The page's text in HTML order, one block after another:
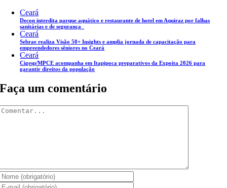
Ceará
Decon interdita parque aquático e restaurante de hotel em Aquiraz por falhas
sanitárias e de segurança
Ceará
Sebrae realiza Visão 50+ Insights e amplia jornada de capacitação para
empreendedores sêniores no Ceará
Ceará
Cigesp/MPCE acompanha em Itapipoca preparativos da Expoita 2026 para
garantir direitos da população
Faça um comentário